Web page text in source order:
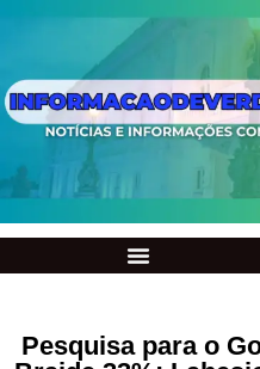
Pesquisa para o